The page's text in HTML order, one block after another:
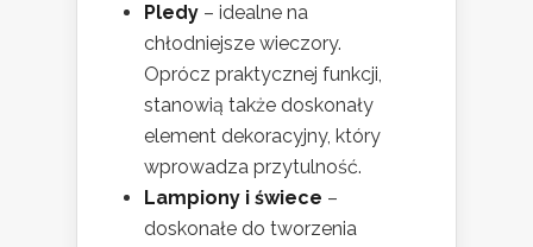
Pledy – idealne na
chłodniejsze wieczory.
Oprócz praktycznej funkcji,
stanowią także doskonały
element dekoracyjny, który
wprowadza przytulność.
Lampiony i świece –
doskonałe do tworzenia